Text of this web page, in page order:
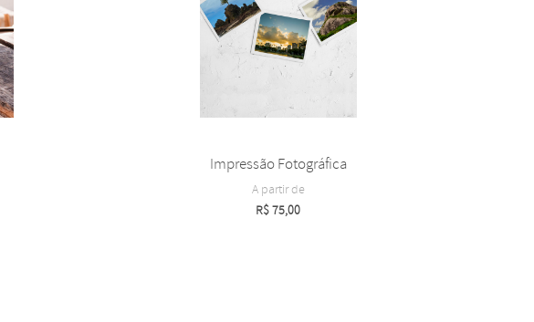
Impressão Fotográfica
A partir de
R$75,00